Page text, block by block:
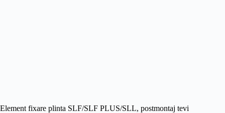
Element fixare plinta SLF/SLF PLUS/SLL, postmontaj tevi